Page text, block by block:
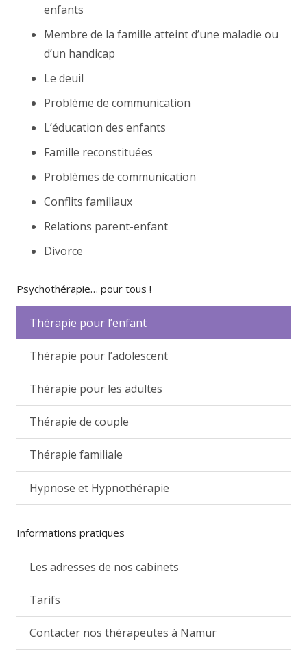
enfants
Membre de la famille atteint d’une maladie ou
d’un handicap
Le deuil
Problème de communication
L’éducation des enfants
Famille reconstituées
Problèmes de communication
Conflits familiaux
Relations parent-enfant
Divorce
Psychothérapie… pour tous !
Thérapie pour l’enfant
Thérapie pour l’adolescent
Thérapie pour les adultes
Thérapie de couple
Thérapie familiale
Hypnose et Hypnothérapie
Informations pratiques
Les adresses de nos cabinets
Tarifs
Contacter nos thérapeutes à Namur